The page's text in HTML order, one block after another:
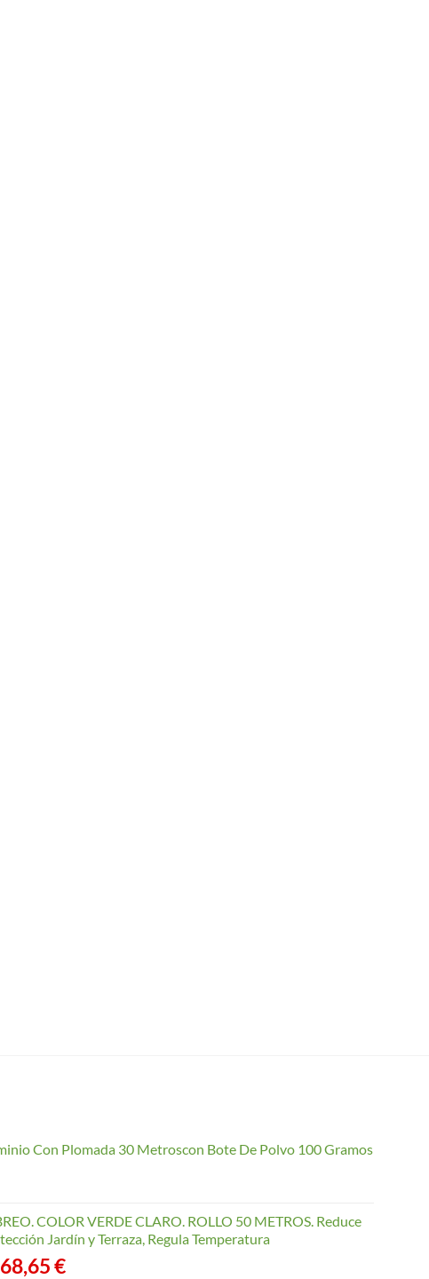
Con Plomada 30 Metroscon Bote De Polvo 100 Gramos
COLOR VERDE CLARO. ROLLO 50 METROS. Reduce
Jardín y Terraza, Regula Temperatura
€Rango